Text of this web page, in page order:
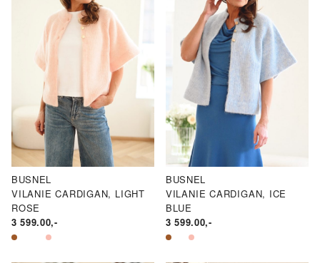
BUSNEL
VILANIE CARDIGAN, LIGHT
ROSE
3 599.00,-
BUSNEL
VILANIE CARDIGAN, ICE
BLUE
3 599.00,-